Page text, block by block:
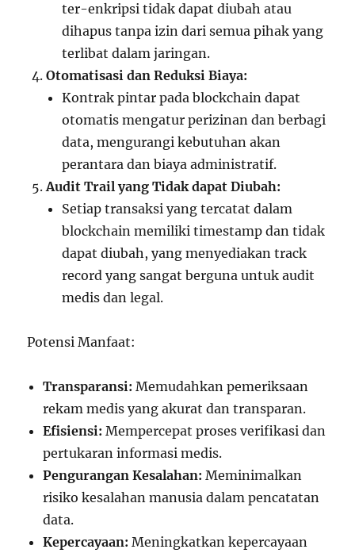
ter-enkripsi tidak dapat diubah atau
dihapus tanpa izin dari semua pihak yang
terlibat dalam jaringan.
Otomatisasi dan Reduksi Biaya:
Kontrak pintar pada blockchain dapat
otomatis mengatur perizinan dan berbagi
data, mengurangi kebutuhan akan
perantara dan biaya administratif.
Audit Trail yang Tidak dapat Diubah:
Setiap transaksi yang tercatat dalam
blockchain memiliki timestamp dan tidak
dapat diubah, yang menyediakan track
record yang sangat berguna untuk audit
medis dan legal.
Potensi Manfaat:
Transparansi: Memudahkan pemeriksaan
rekam medis yang akurat dan transparan.
Efisiensi: Mempercepat proses verifikasi dan
pertukaran informasi medis.
Pengurangan Kesalahan: Meminimalkan
risiko kesalahan manusia dalam pencatatan
data.
Kepercayaan: Meningkatkan kepercayaan